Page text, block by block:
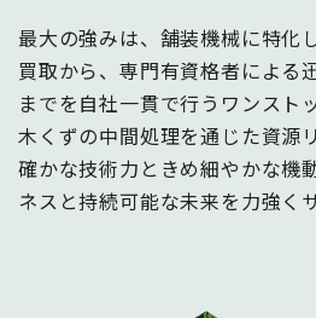
最大の強みは、舗装機械に特化
買取から、専門有資格者による
までを自社一貫で行うワンスト
木くずの中間処理を通じた資源
確かな技術力ときめ細やかな機
ネスと持続可能な未来を力強く